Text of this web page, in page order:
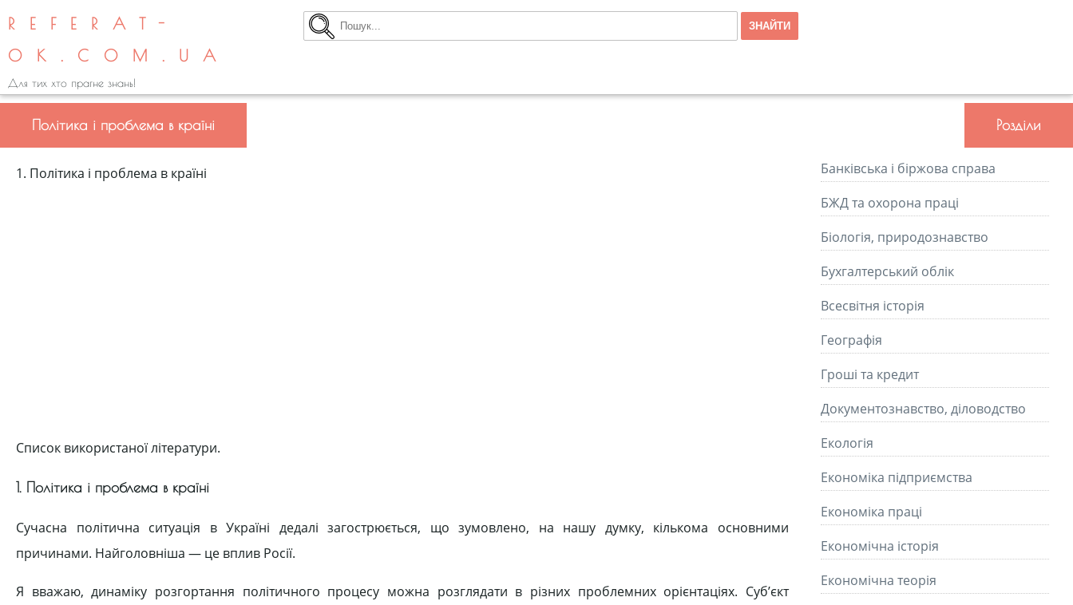
REFERAT-
OK.COM.UA
Для тих хто прагне знань!
Політика і проблема в країні
1. Політика і проблема в країні
Список використаної літератури.
1. Політика і проблема в країні
Сучасна політична ситуація в Україні дедалі загострюється, що зумовлено, на нашу думку, кількома основними
причинами. Найголовніша — це вплив Росії.
Я вважаю, динаміку розгортання політичного процесу можна розглядати в різних проблемних орієнтаціях. Суб’єкт
Розділи
Банківська і біржова справа
БЖД та охорона праці
Біологія, природознавство
Бухгалтерський облік
Всесвітня історія
Географія
Гроші та кредит
Документознавство, діловодство
Екологія
Економіка підприємства
Економіка праці
Економічна історія
Економічна теорія